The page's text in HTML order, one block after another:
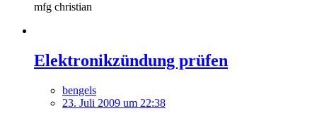
mfg christian
Elektronikzündung prüfen
bengels
23. Juli 2009 um 22:38